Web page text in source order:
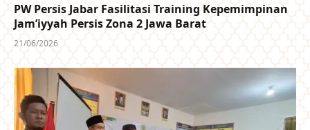
PW Persis Jabar Fasilitasi Training Kepemimpinan
Jam’iyyah Persis Zona 2 Jawa Barat
21/06/2026